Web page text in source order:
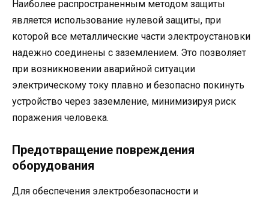
Наиболее распространенным методом защиты
является использование нулевой защиты, при
которой все металлические части электроустановки
надежно соединены с заземлением. Это позволяет
при возникновении аварийной ситуации
электрическому току плавно и безопасно покинуть
устройство через заземление, минимизируя риск
поражения человека.
Предотвращение повреждения
оборудования
Для обеспечения электробезопасности и